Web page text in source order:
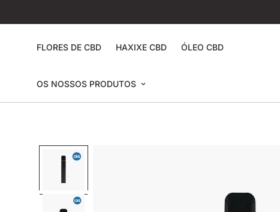
FLORES DE CBD HAXIXE CBD ÓLEO CBD
OS NOSSOS PRODUTOS